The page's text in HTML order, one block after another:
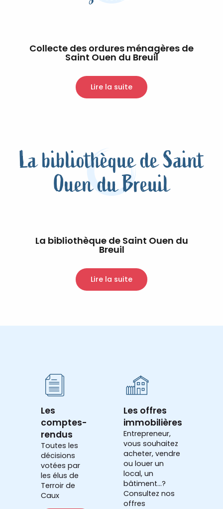
Collecte des ordures ménagères de
Saint Ouen du Breuil
Lire la suite
La bibliothèque de Saint
Ouen du Breuil
La bibliothèque de Saint Ouen du
Breuil
Lire la suite
Les
comptes-
rendus
Toutes les
décisions
votées par
les élus de
Terroir de
Caux
Les offres
immobilières
Entrepreneur,
vous souhaitez
acheter, vendre
ou louer un
local, un
bâtiment...?
Consultez nos
offres